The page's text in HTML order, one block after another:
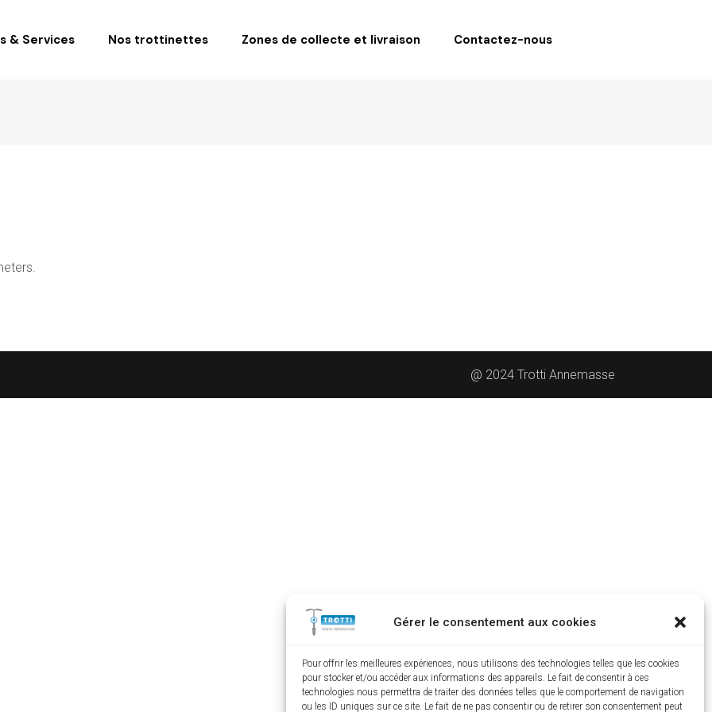
Gérer le consentement aux cookies
Pour offrir les meilleures expériences, nous utilisons des technologies telles que les cookies
pour stocker et/ou accéder aux informations des appareils. Le fait de consentir à ces
technologies nous permettra de traiter des données telles que le comportement de navigation
ou les ID uniques sur ce site. Le fait de ne pas consentir ou de retirer son consentement peut
& Services Nos trottinettes Zones de collecte et livraison Contactez-nous
@ 2024 Trotti Annemasse